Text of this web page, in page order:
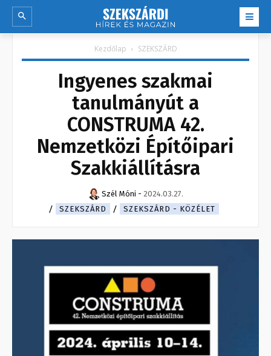
Kezdőlap SZEKSZÁRD
Ingyenes szakmai
tanulmányút a
CONSTRUMA 42.
Nemzetközi Építőipari
Szakkiállításra
Szél Móni - 2024.03.27.
SZEKSZÁRD
SZEKSZÁRD - KÖZÉLET